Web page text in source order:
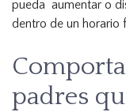
pueda aumentar o
dentro de un horario
padres